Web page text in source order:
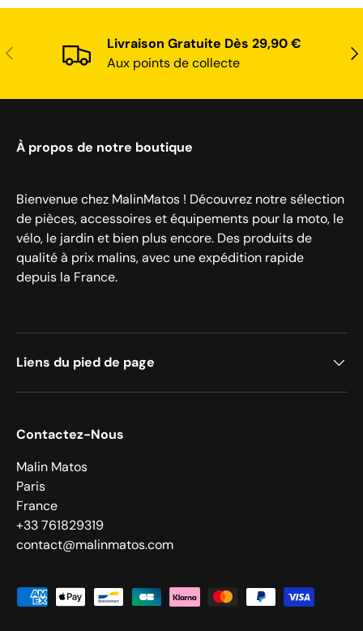
Précédent
Livraison Gratuite Dès 29,90 €
Aux points de collecte
À propos de notre boutique
Bienvenue chez MalinMatos ! Découvrez notre sélection
de pièces, accessoires et équipements pour la moto, le
vélo, le jardin et bien plus encore. Des produits de
qualité à prix malins, avec une expédition rapide
depuis la France.
Liens du pied de page
Contactez-Nous
Malin Matos
Paris
France
+33 761829319
contact@malinmatos.com
Moyens de paiement acceptés